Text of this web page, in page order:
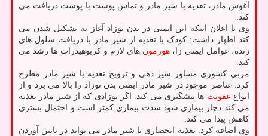
آغوش مادر، تغذیه با شیر مادر و تماس پوست با پوست دریافت می
کند.
وی با اعلان اینکه این ایمنی در بدن نوزاد آغاز به تشکیل شدن می
کند اظهار داشت: کودک با تغذیه از شیر مادر با دریافت سلول های
زنده، عوامل ایمنی زا، هورمون های لازم و کربوهیدرات ها رشد می
کند.
مربی کشوری مشاور شیر دهی و ترویج تغذیه با شیر مادر مطرح
کرد: عناصر موجود در شیر مادر ایمنی بدن نوزاد را بالا می برد و از
انواع عفونت ها پیشگیری می کند. اگر نوزادی که از شیر مادر تغذیه
می کند دچار بیماری شود شدت بیماری کمتر است و احتمال بستری
کاهش پیدا می کند.
وی اضافه کرد: تغذیه انحصاری با شیر مادر می تواند در پایین آوردن